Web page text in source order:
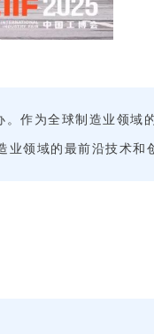
作为全球制造业领域
领域的最前沿技术和